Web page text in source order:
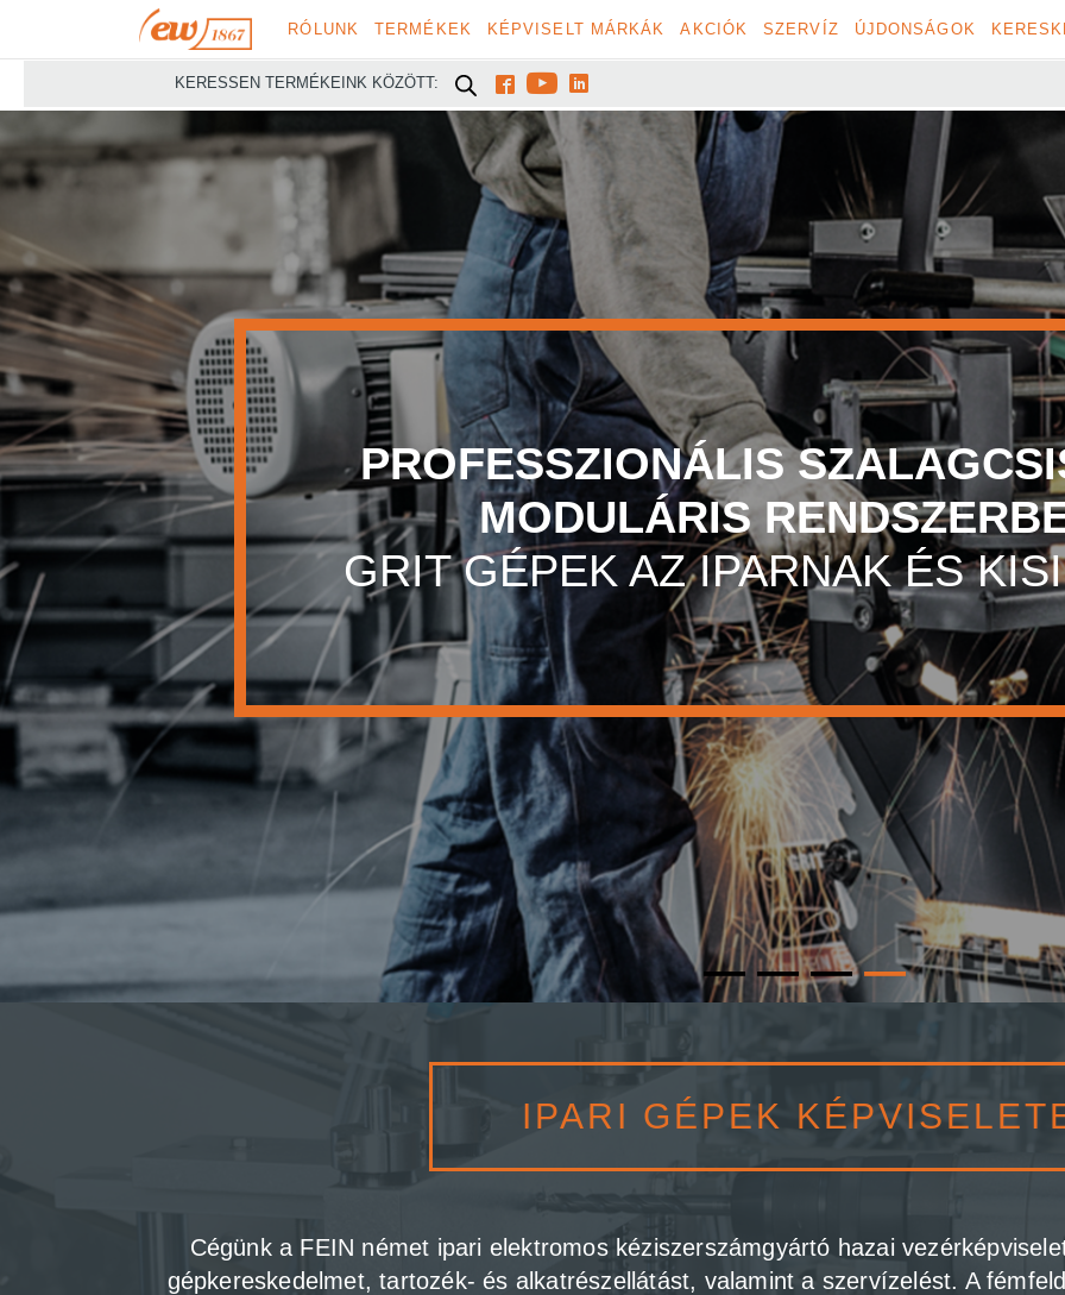
RÓLUNK TERMÉKEK KÉPVISELT MÁRKÁK AKCIÓK SZERVÍZ ÚJDONSÁGOK
KERESSEN TERMÉKEINK KÖZÖTT:   
PROFESSZIONÁLIS
MODULÁRIS RENDSZERBEN!
GRIT GÉPEK AZ IPARNAK ÉS
1 2 3 4
IPARI GÉPEK
Cégünk a FEIN német ipari elektromos kéziszerszámgyártó hazai
gépkereskedelmet, tartozék- és alkatrészellátást, valamint a szervízelést. A